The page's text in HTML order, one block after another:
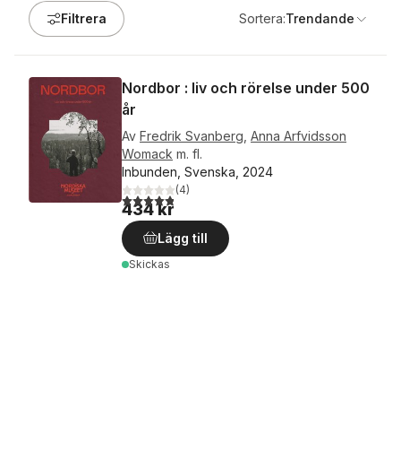
Filtrera Sortera:Trendande
Nordbor : liv och rörelse under 500
år
Av Fredrik Svanberg Anna Arfvidsson
Womack m. fl.
Inbunden, Svenska, 2024
4,8utav 5 stjärnor. Totalt antal röster:
(4)
434 kr
Lägg till
Skickas